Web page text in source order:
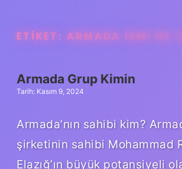
ETIKET: ARMADA ISMI NE
Armada Grup Kimin
Tarih: Kasım 9, 2024
Armada’nın sahibi kim?
şirketinin sahibi Mohammad
Elazığ’ın büyük potansiyeli